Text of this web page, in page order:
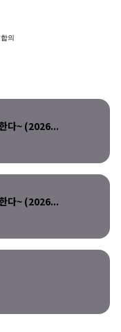
의
다~ (2026...
다~ (2026...